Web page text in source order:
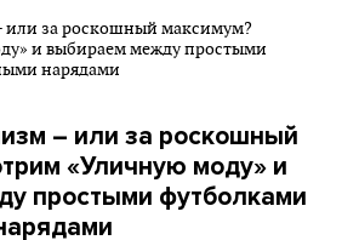
– или за роскошный
«Уличную моду» и
простыми футболками